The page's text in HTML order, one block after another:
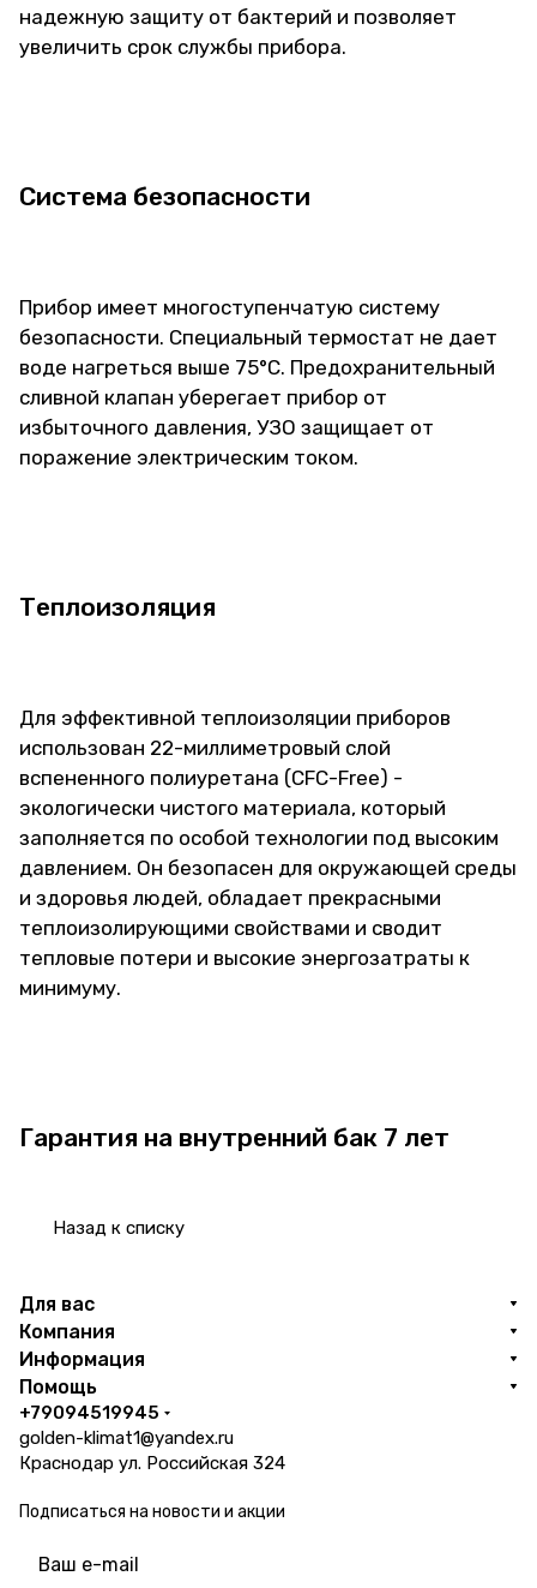
надежную защиту от бактерий и позволяет
увеличить срок службы прибора.
Система безопасности
Прибор имеет многоступенчатую систему
безопасности. Специальный термостат не дает
воде нагреться выше 75°C. Предохранительный
сливной клапан уберегает прибор от
избыточного давления, УЗО защищает от
поражение электрическим током.
Теплоизоляция
Для эффективной теплоизоляции приборов
использован 22-миллиметровый слой
вспененного полиуретана (CFC-Free) -
экологически чистого материала, который
заполняется по особой технологии под высоким
давлением. Он безопасен для окружающей среды
и здоровья людей, обладает прекрасными
теплоизолирующими свойствами и сводит
тепловые потери и высокие энергозатраты к
минимуму.
Гарантия на внутренний бак 7 лет
Назад к списку
Для вас
Компания
Информация
Помощь
+79094519945
golden-klimat1@yandex.ru
Краснодар ул. Российская 324
Подписаться на новости и акции